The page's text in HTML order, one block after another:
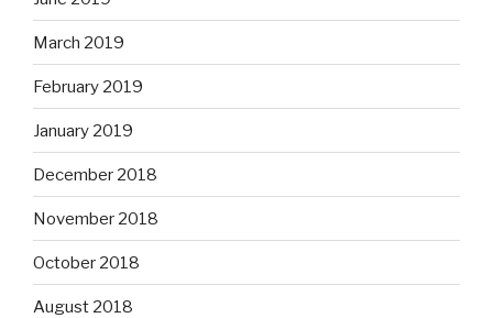
March 2019
February 2019
January 2019
December 2018
November 2018
October 2018
August 2018